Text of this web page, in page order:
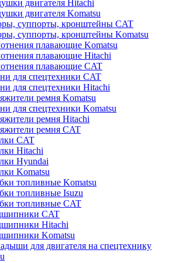
двигателя Hitachi
двигателя Komatsu
суппорты, кронштейны CAT
суппорты, кронштейны Komatsu
плавающие Komatsu
плавающие Hitachi
плавающие CAT
для спецтехники CAT
для спецтехники Hitachi
ремня Komatsu
для спецтехники Komatsu
ремня Hitachi
ремня CAT
CAT
Hitachi
Hyundai
Komatsu
топливные Komatsu
топливные Isuzu
топливные CAT
CAT
Hitachi
Komatsu
для двигателя на спецтехнику